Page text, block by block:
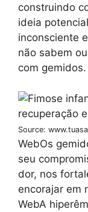
construindo
ideia
inconsciente
não sabem
com gemidos.
Source:
WebOs
seu
dor, nos
encorajar em
WebA